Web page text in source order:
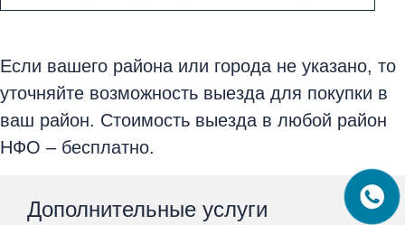
Если вашего района или города не указано, то
уточняйте возможность выезда для покупки в
ваш район. Стоимость выезда в любой район
НФО – бесплатно.
Дополнительные услуги